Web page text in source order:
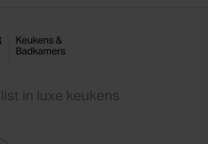
in luxe keukens